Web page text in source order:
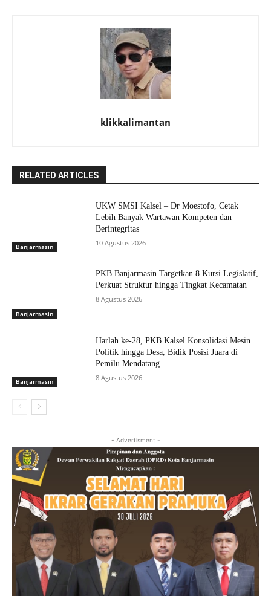
klikkalimantan
RELATED ARTICLES
Banjarmasin
UKW SMSI Kalsel – Dr Moestofo, Cetak
Lebih Banyak Wartawan Kompeten dan
Berintegritas
10 Agustus 2026
Banjarmasin
PKB Banjarmasin Targetkan 8 Kursi Legislatif,
Perkuat Struktur hingga Tingkat Kecamatan
8 Agustus 2026
Banjarmasin
Harlah ke-28, PKB Kalsel Konsolidasi Mesin
Politik hingga Desa, Bidik Posisi Juara di
Pemilu Mendatang
8 Agustus 2026
- Advertisment -